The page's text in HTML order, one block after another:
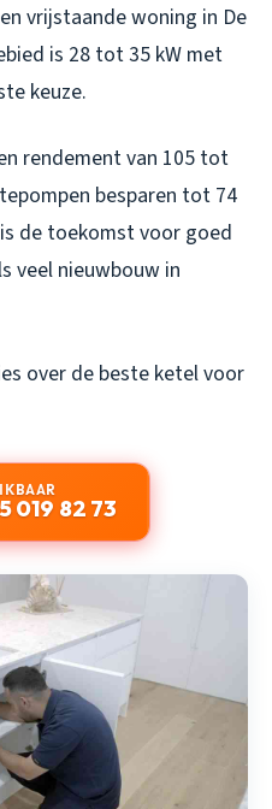
vrijstaande woning in De
is 28 tot 35 kW met
keuze.
rendement van 105 tot
besparen tot 74
de toekomst voor goed
veel nieuwbouw in
over de beste ketel voor
019 82 73